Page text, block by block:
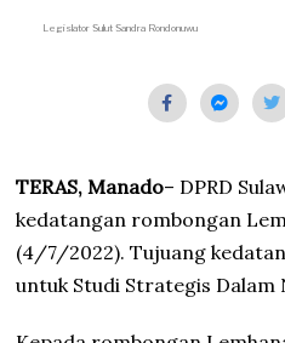
Legislator Sulut Sandra Rondonuwu
TERAS, Manado– DPRD
kedatangan rombongan
(4/7/2022). Tujuang
untuk Studi Strategis Dalam